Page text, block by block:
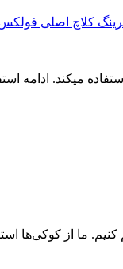
کلاچ اصلی
میکند. ادامه
ما از کوکی‌ها